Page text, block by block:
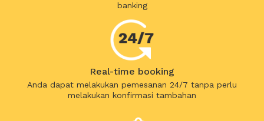
banking
Real-time booking
Anda dapat melakukan pemesanan 24/7 tanpa perlu
melakukan konfirmasi tambahan